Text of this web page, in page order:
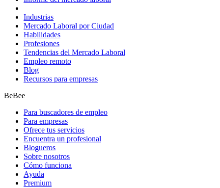
Industrias
Mercado Laboral por Ciudad
Habilidades
Profesiones
Tendencias del Mercado Laboral
Empleo remoto
Blog
Recursos para empresas
BeBee
Para buscadores de empleo
Para empresas
Ofrece tus servicios
Encuentra un profesional
Blogueros
Sobre nosotros
Cómo funciona
Ayuda
Premium